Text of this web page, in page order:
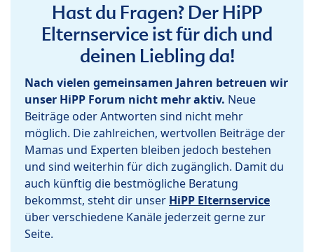
Hast du Fragen? Der HiPP
Elternservice ist für dich und
deinen Liebling da!
Nach vielen gemeinsamen Jahren betreuen wir
unser HiPP Forum nicht mehr aktiv. Neue
Beiträge oder Antworten sind nicht mehr
möglich. Die zahlreichen, wertvollen Beiträge der
Mamas und Experten bleiben jedoch bestehen
und sind weiterhin für dich zugänglich. Damit du
auch künftig die bestmögliche Beratung
bekommst, steht dir unser HiPP Elternservice
über verschiedene Kanäle jederzeit gerne zur
Seite.